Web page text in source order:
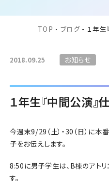
TOP -ブログ - １年生
2018.09.25 お知らせ
１年生『中間公演』
今週末9/29（土）・30（日）に
子をお伝えします。
8:50に男子学生は、B棟のアト
す。